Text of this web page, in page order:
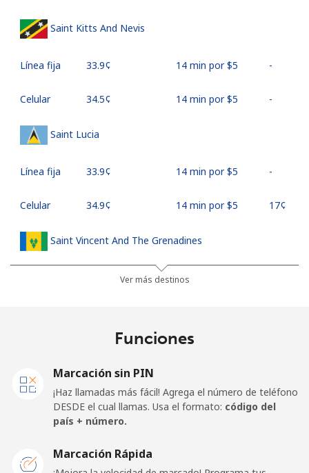
Saint Kitts And Nevis
Línea fija ⁦33.9¢⁩ 14 min por ⁦$5⁩ -
Celular ⁦34.5¢⁩ 14 min por ⁦$5⁩ -
Saint Lucia
Línea fija ⁦33.9¢⁩ 14 min por ⁦$5⁩ -
Celular ⁦34.9¢⁩ 14 min por ⁦$5⁩ ⁦17¢⁩
Saint Vincent And The Grenadines
16 min por ⁦$5⁩
Línea fija
⁦133.9¢⁩
San Marino
Ver más destinos
Funciones
Marcación sin PIN
¡Haz llamadas más fácil! Agrega el número de teléfono
DESDE el cual llamas. Usa el formato: código del
país + número.
Marcación Rápida